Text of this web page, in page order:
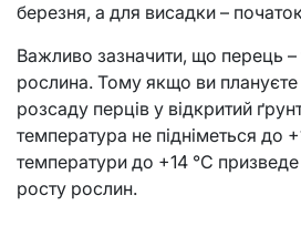
березня, а для висадки –
Важливо зазначити, що перець
рослина. Тому якщо ви
розсаду перців у відкритий
температура не підніметься до
температури до +14 °C
росту рослин.